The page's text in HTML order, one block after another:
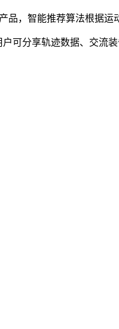
品，智能推荐算法根据
可分享轨迹数据、交流